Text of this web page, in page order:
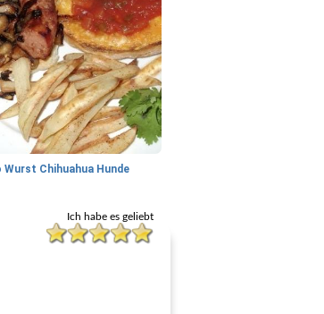
​​Wurst Chihuahua Hunde
Ich habe es geliebt